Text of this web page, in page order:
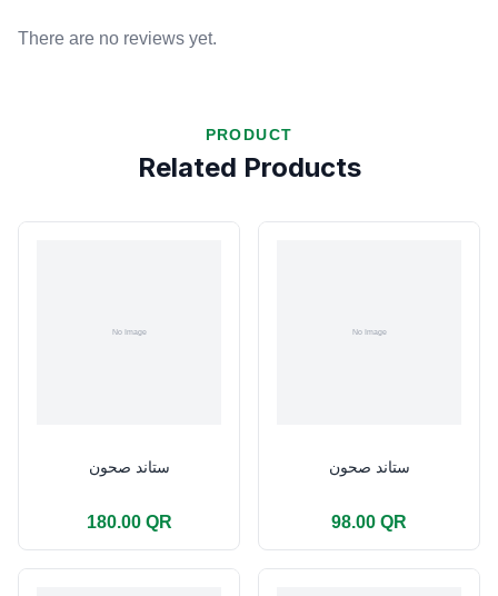
There are no reviews yet.
PRODUCT
Related Products
ستاند صحون
180.00 QR
ستاند صحون
98.00 QR